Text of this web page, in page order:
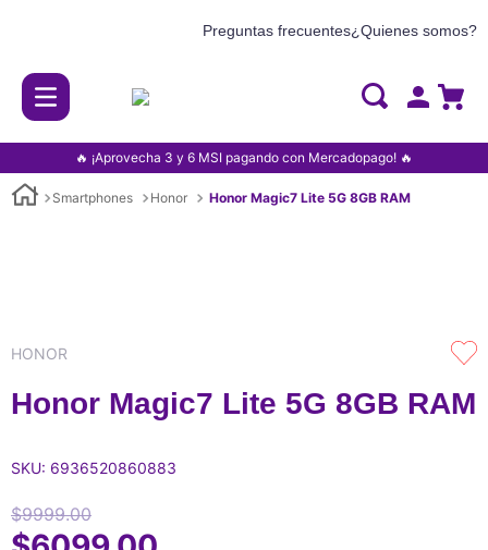
Preguntas frecuentes¿Quienes somos?
🔥 ¡Aprovecha 3 y 6 MSI pagando con Mercadopago! 🔥
Smartphones Honor Honor Magic7 Lite 5G 8GB RAM
HONOR
Honor Magic7 Lite 5G 8GB RAM
SKU: 6936520860883
$9999.00